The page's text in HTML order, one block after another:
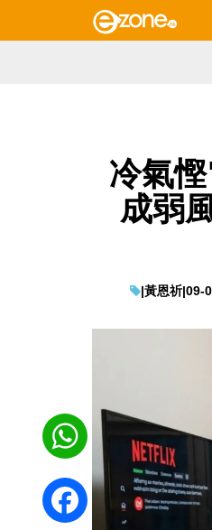
冷氣
成弱
|黃恩祈|09-
WhatsApp